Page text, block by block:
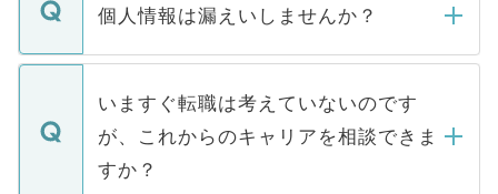
■応募殺到を避けるため 人気のある医療機
関を公にしてしまうと、応募が殺到する場
に、医療機関が求める条件に合った人材の
みを人材紹介会社に依頼するケースが増え
ています。
ん。また、仮に応募先から内定をいただい
定を承諾する必要はありません。内定先へ
の辞退の連絡はキャリアパートナーが行い
個人情報は漏えいしませんか？
個人情報が漏えいすることはありませんの
で、ご安心ください。当サイトからの登録
などで収集したご登録者様の個人情報は、
ご本人のキャリアアップおよび転職活動の
支援を目的に使用いたします。お預かりし
いますぐ転職は考えていないのです
が、これからのキャリアを相談できま
すか？